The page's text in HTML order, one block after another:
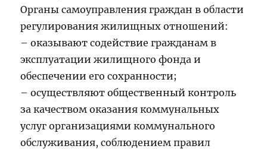
Органы самоуправления граждан в области
регулирования жилищных отношений:
– оказывают содействие гражданам в
эксплуатации жилищного фонда и
обеспечении его сохранности;
– осуществляют общественный контроль
за качеством оказания коммунальных
услуг организациями коммунального
обслуживания, соблюдением правил